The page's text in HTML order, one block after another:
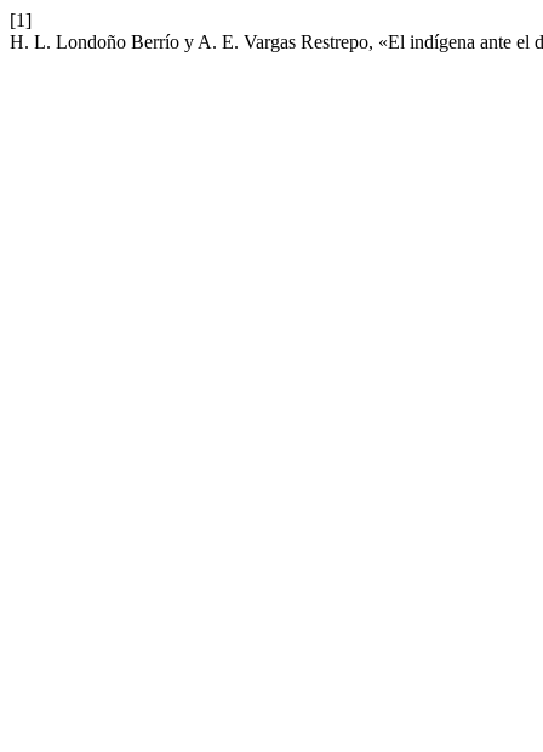
[1]
H. L. Londoño Berrío y A. E. Vargas Restrepo, «El indígena ante el